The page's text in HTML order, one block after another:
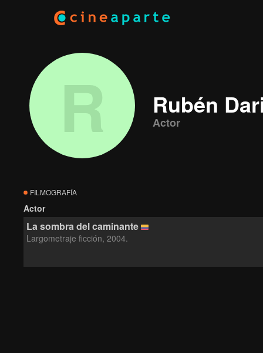
R Rubén
Actor
FILMOGRAFÍA
Actor
La sombra del caminante
Largometraje ficción, 2004.